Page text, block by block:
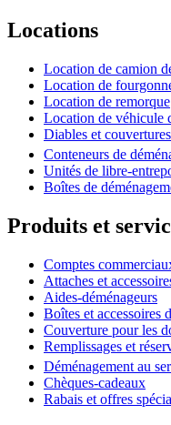
Locations
Location de camion
Location de
Location de remorque
Location de véhicule
Diables et
Conteneurs de
Unités de libre-
Boîtes de
Produits et
Comptes
Attaches et
Aides-déménageurs
Boîtes et accessoires
Couverture pour les
Remplissages et
Déménagement au
Chèques-cadeaux
Rabais et offres